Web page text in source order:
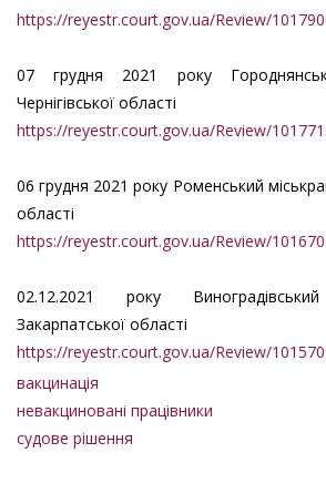
https://reyestr.court.gov.ua/Review/
07 грудня 2021 року
Чернігівської області
https://reyestr.court.gov.ua/Review/
06 грудня 2021 року Роменський
області
https://reyestr.court.gov.ua/Review/
02.12.2021 року
Закарпатської області
https://reyestr.court.gov.ua/Review/
вакцинація
невакциновані працівники
судове рішення